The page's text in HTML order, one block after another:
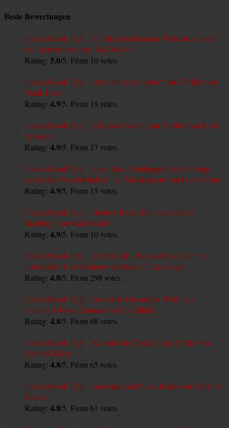
Beste Bewertungen
Gratis eBook-Tipp: „Für dich bricht meine Welt zusammen“,
ein Liebesroman von Kai Bischof
Rating: 5.0/5. From 10 votes.
Gratis eBook-Tipp: „Der Schmerzkünstler“, ein Thriller von
Frank Esser
Rating: 4.9/5. From 18 votes.
Gratis eBook-Tipp: „Erfrorene Seele“, ein Thriller von Berit
Sellmann
Rating:4.9/5. From 17 votes.
Gratis eBook-Tipp: „Lena Rae – Nothingproof: Ein Song
gegen das Verschwinden“, ein Musikroman von Lauris Vane
Rating:4.9/5. From 15 votes.
Gratis eBook-Tipp: „Hannos Reise: Ein unerwarteter
Roadtrip“ von Kai Bischof
Rating: 4.9/5. From 10 votes.
Gratis eBook-Tipp: „Perfect Life – Rückkehr zu Dir“, ein
historischer Liebesroman von Marie C. Beckinger
Rating: 4.8/5. From 298 votes.
Gratis eBook-Tipp: „Der letzte Ort auf der Welt“, ein
Coming-Of-Age Roman von Liv Zühlke
Rating: 4.8/5. From 68 votes.
Gratis eBook-Tipp: „Künstler des Todes“, ein Thriller von
Hendrik Klein
Rating:4.8/5. From 65 votes.
Gratis eBook-Tipp: „Bauernschädel“, ein Krimi von Stefan K.
Heider
Rating:4.8/5. From 61 votes.